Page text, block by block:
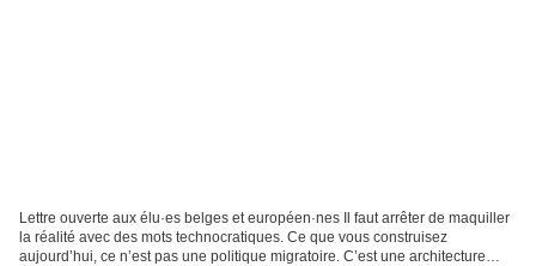
Lettre ouverte aux élu·es belges et européen·nes Il faut arrêter de maquiller
la réalité avec des mots technocratiques. Ce que vous construisez
aujourd’hui, ce n’est pas une politique migratoire. C’est une architecture